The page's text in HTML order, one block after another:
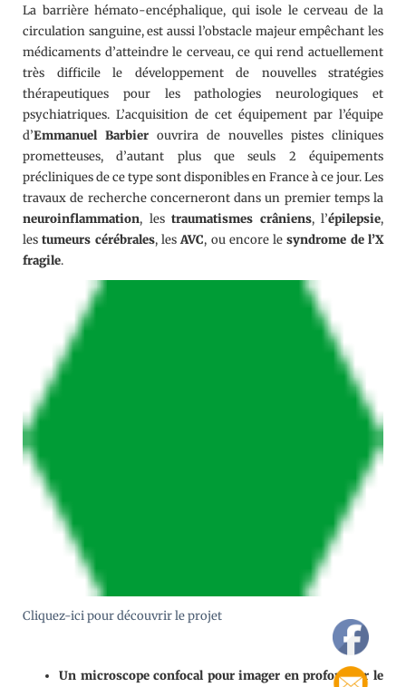
La barrière hémato-encéphalique, qui isole le cerveau de la
circulation sanguine, est aussi l’obstacle majeur empêchant les
médicaments d’atteindre le cerveau, ce qui rend actuellement
très difficile le développement de nouvelles stratégies
thérapeutiques pour les pathologies neurologiques et
psychiatriques. L’acquisition de cet équipement par l’équipe
d’Emmanuel Barbier ouvrira de nouvelles pistes cliniques
prometteuses, d’autant plus que seuls 2 équipements
précliniques de ce type sont disponibles en France à ce jour. Les
travaux de recherche concerneront dans un premier temps la
neuroinflammation, les traumatismes crâniens, l’épilepsie,
lestumeurs cérébrales, lesAVC, ou encore lesyndrome de l’X
fragile.
Cliquez-ici pour découvrir le projet
Un microscope confocal pour imager en profondeur le